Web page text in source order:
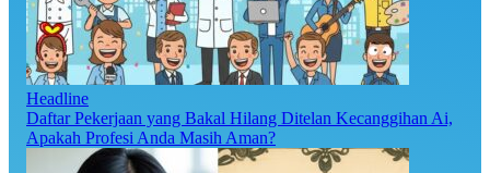
Headline
Daftar Pekerjaan yang Bakal Hilang Ditelan Kecanggihan Ai,
Apakah Profesi Anda Masih Aman?